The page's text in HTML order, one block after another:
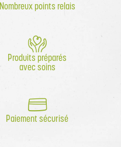
Nombreux points relais
Produits préparés
avec soins
Paiement sécurisé